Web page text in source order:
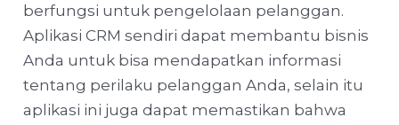
berfungsi untuk pengelolaan pelanggan.
Aplikasi CRM sendiri dapat membantu bisnis
Anda untuk bisa mendapatkan informasi
tentang perilaku pelanggan Anda, selain itu
aplikasi ini juga dapat memastikan bahwa